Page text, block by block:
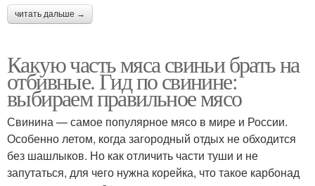
читать дальше →
Какую часть мяса свиньи брать на
отбивные. Гид по свинине:
выбираем правильное мясо
Свинина — самое популярное мясо в мире и России.
Особенно летом, когда загородный отдых не обходится
без шашлыков. Но как отличить части туши и не
запутаться, для чего нужна корейка, что такое карбонад